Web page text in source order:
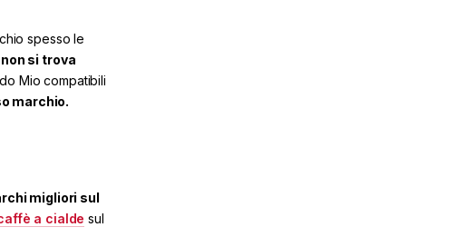
spesso le
non si trova
Mio compatibili
marchio.
migliori sul
a cialde sul